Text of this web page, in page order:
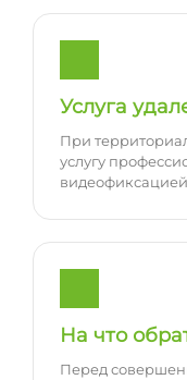
Услуга
При
услугу
видеофиксацией
На что
Перед